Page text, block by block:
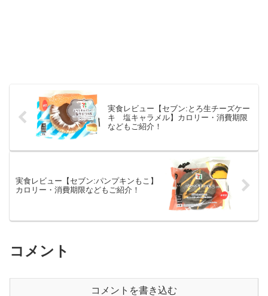
実食レビュー【セブン:とろ生チーズケー
キ 塩キャラメル】カロリー・消費期限
などもご紹介！
実食レビュー【セブン:パンプキンもこ】
カロリー・消費期限などもご紹介！
コメント
コメントを書き込む